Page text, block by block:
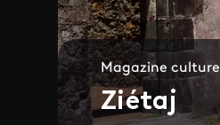
Magazine culturel
Ziétaj